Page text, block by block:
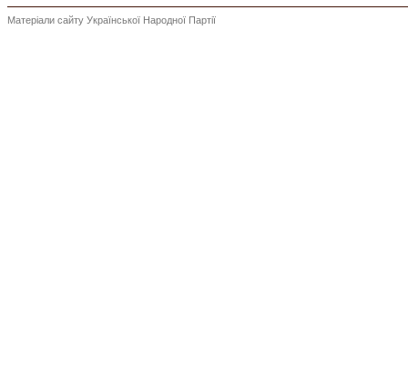
Матеріали сайту Української Народної Партії